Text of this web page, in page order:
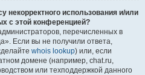
некорректного использования и/или
с этой конференцией?
перечисленных в
Если вы не получили ответа,
whois lookup) или, если
домене (например, chat.ru,
или техподдержкой данного